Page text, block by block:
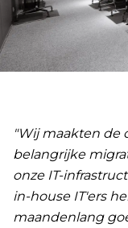
"Wij maakten de
belangrijke
onze IT-
in-house IT'ers
maandenlang